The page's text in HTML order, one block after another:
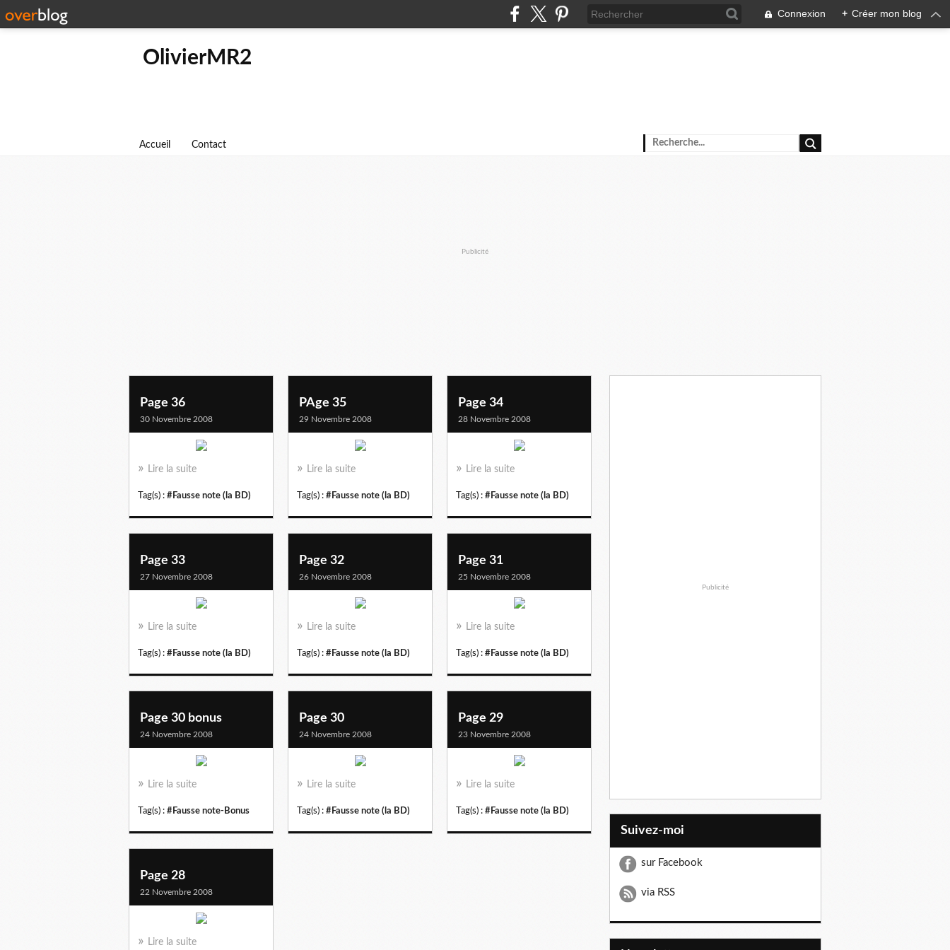
Connexion + Créer mon blog
OlivierMR2
Accueil Contact
Publicité
Page 36
30 Novembre 2008
Lire la suite
Tag(s) : #Fausse note (la BD)
PAge 35
29 Novembre 2008
Lire la suite
Tag(s) : #Fausse note (la BD)
Page 34
28 Novembre 2008
Lire la suite
Tag(s) : #Fausse note (la BD)
Page 33
27 Novembre 2008
Lire la suite
Tag(s) : #Fausse note (la BD)
Page 32
26 Novembre 2008
Lire la suite
Tag(s) : #Fausse note (la BD)
Page 31
25 Novembre 2008
Lire la suite
Tag(s) : #Fausse note (la BD)
Page 30 bonus
24 Novembre 2008
Lire la suite
Tag(s) : #Fausse note-Bonus
Page 30
24 Novembre 2008
Lire la suite
Tag(s) : #Fausse note (la BD)
Page 29
23 Novembre 2008
Lire la suite
Tag(s) : #Fausse note (la BD)
Page 28
22 Novembre 2008
Lire la suite
Publicité
Suivez-moi
sur Facebook
via RSS